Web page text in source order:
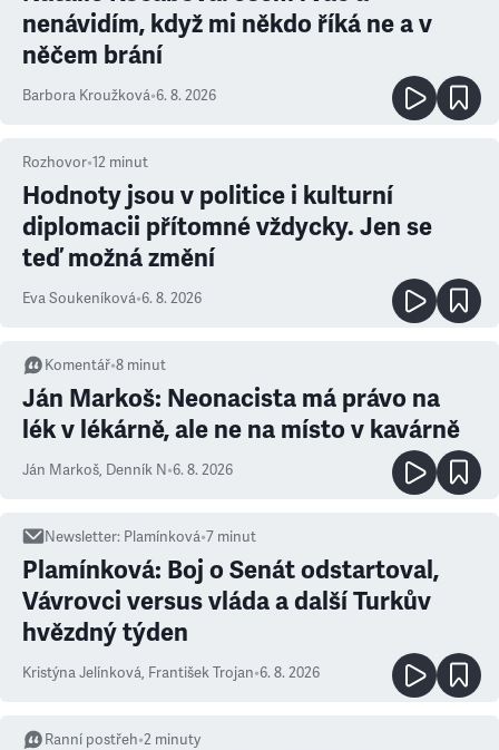
nenávidím, když mi někdo říká ne a v
něčem brání
Barbora Kroužková•6. 8. 2026
Rozhovor•12 minut
Hodnoty jsou v politice i kulturní
diplomacii přítomné vždycky. Jen se
teď možná změní
Eva Soukeníková•6. 8. 2026
Komentář•8 minut
Ján Markoš: Neonacista má právo na
lék v lékárně, ale ne na místo v kavárně
Ján Markoš, Denník N•6. 8. 2026
Newsletter: Plamínková•7 minut
Plamínková: Boj o Senát odstartoval,
Vávrovci versus vláda a další Turkův
hvězdný týden
Kristýna Jelínková, František Trojan•6. 8. 2026
Ranní postřeh•2 minuty